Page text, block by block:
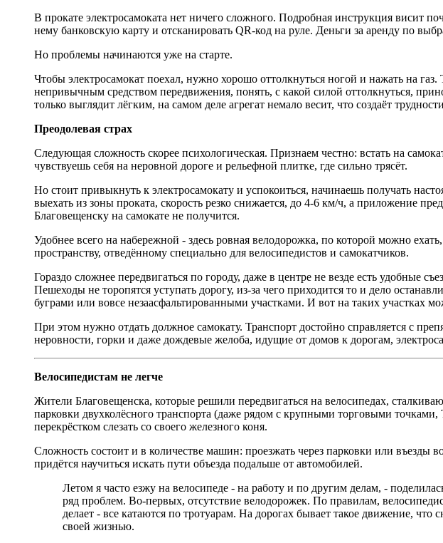
В прокате электросамоката нет ничего сложного. Подробная инструкция висит
нему банковскую карту и отсканировать QR-код на руле. Деньги за аренду по
Но проблемы начинаются уже на старте.
Чтобы электросамокат поехал, нужно хорошо оттолкнуться ногой и нажать на
непривычным средством передвижения, понять, с какой силой оттолкнуться,
только выглядит лёгким, на самом деле агрегат немало весит, что создаёт
Преодолевая страх
Следующая сложность скорее психологическая. Признаем честно: встать на
чувствуешь себя на неровной дороге и рельефной плитке, где сильно трясёт.
Но стоит привыкнуть к электросамокату и успокоиться, начинаешь получать
выехать из зоны проката, скорость резко снижается, до 4-6 км/ч, а приложение
Благовещенску на самокате не получится.
Удобнее всего на набережной - здесь ровная велодорожка, по которой можно
пространству, отведённому специально для велосипедистов и самокатчиков.
Гораздо сложнее передвигаться по городу, даже в центре не везде есть удобные
Пешеходы не торопятся уступать дорогу, из-за чего приходится то и дело
буграми или вовсе незаасфальтированными участками. И вот на таких участках
При этом нужно отдать должное самокату. Транспорт достойно справляется с
неровности, горки и даже дождевые желоба, идущие от домов к дорогам,
Велосипедистам не легче
Жители Благовещенска, которые решили передвигаться на велосипедах,
парковки двухколёсного транспорта (даже рядом с крупными торговыми
перекрёстком слезать со своего железного коня.
Сложность состоит и в количестве машин: проезжать через парковки или
придётся научиться искать пути объезда подальше от автомобилей.
Летом я часто езжу на велосипеде - на работу и по другим делам, -
ряд проблем. Во-первых, отсутствие велодорожек. По правилам,
делает - все катаются по тротуарам. На дорогах бывает такое движение,
своей жизнью.